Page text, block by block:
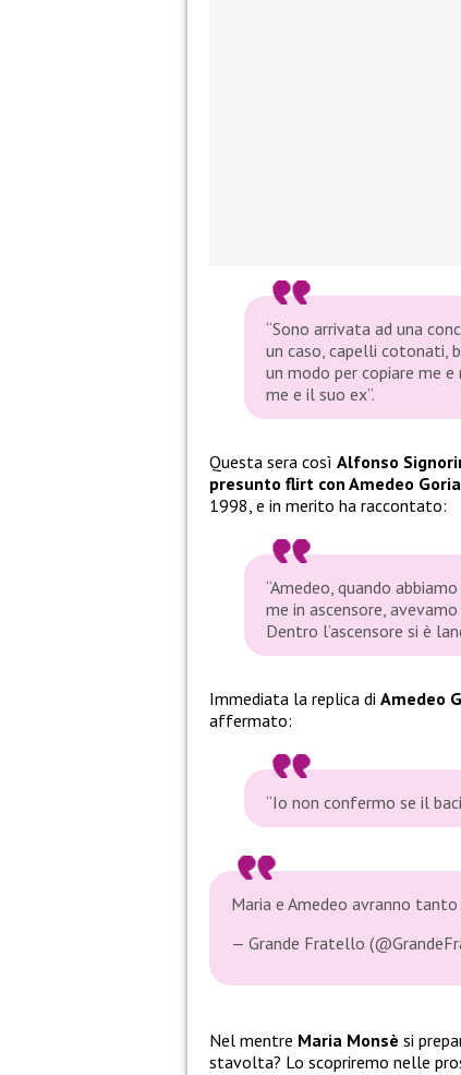
“Sono arrivata ad una
un caso, capelli cotonati,
un modo per copiare me
me e il suo ex”.
Questa sera così Alfonso
presunto flirt con Amedeo Goria
1998, e in merito ha raccontato:
“Amedeo, quando
me in ascensore,
Dentro l’ascensore si è
Immediata la replica di Amedeo
affermato:
“Io non confermo se il
Maria e Amedeo avranno
— Grande Fratello
Nel mentre Maria Monsè si
stavolta? Lo scopriremo nelle